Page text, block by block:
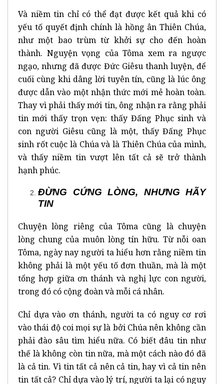
Và niềm tin chỉ có thể đạt được kết quả khi có
yếu tố quyết định chính là hồng ân Thiên Chúa,
như một bao trùm từ khởi sự cho đến hoàn
thành. Nguyện vọng của Tôma xem ra ngược
ngạo, nhưng đã được Đức Giêsu thanh luyện, để
cuối cùng khi dâng lời tuyên tín, cũng là lúc ông
được dẫn vào một nhận thức mới mẻ hoàn toàn.
Thay vì phải thấy mới tin, ông nhận ra rằng phải
tin mới thấy trọn vẹn: thấy Đấng Phục sinh và
con người Giêsu cũng là một, thấy Đấng Phục
sinh rốt cuộc là Chúa và là Thiên Chúa của mình,
và thấy niềm tin vượt lên tất cả sẽ trở thành
hạnh phúc.
ĐỪNG CỨNG LÒNG, NHƯNG HÃY
TIN
Chuyện lòng riêng của Tôma cũng là chuyện
lòng chung của muôn lòng tín hữu. Từ nỗi oan
Tôma, ngày nay người ta hiểu hơn rằng niềm tin
không phải là một yếu tố đơn thuần, mà là một
tổng hợp giữa ơn thánh và nghị lực con người,
trong đó có cộng đoàn và mỗi cá nhân.
Chỉ dựa vào ơn thánh, người ta có nguy cơ rơi
vào thái độ coi mọi sự là bởi Chúa nên không cần
phải đào sâu tìm hiểu nữa. Có biết đâu tin như
thế là không còn tin nữa, mà một cách nào đó đã
là cả tin. Vì tin tất cả nên cả tin, hay vì cả tin nên
tin tất cả? Chỉ dựa vào lý trí, người ta lại có nguy